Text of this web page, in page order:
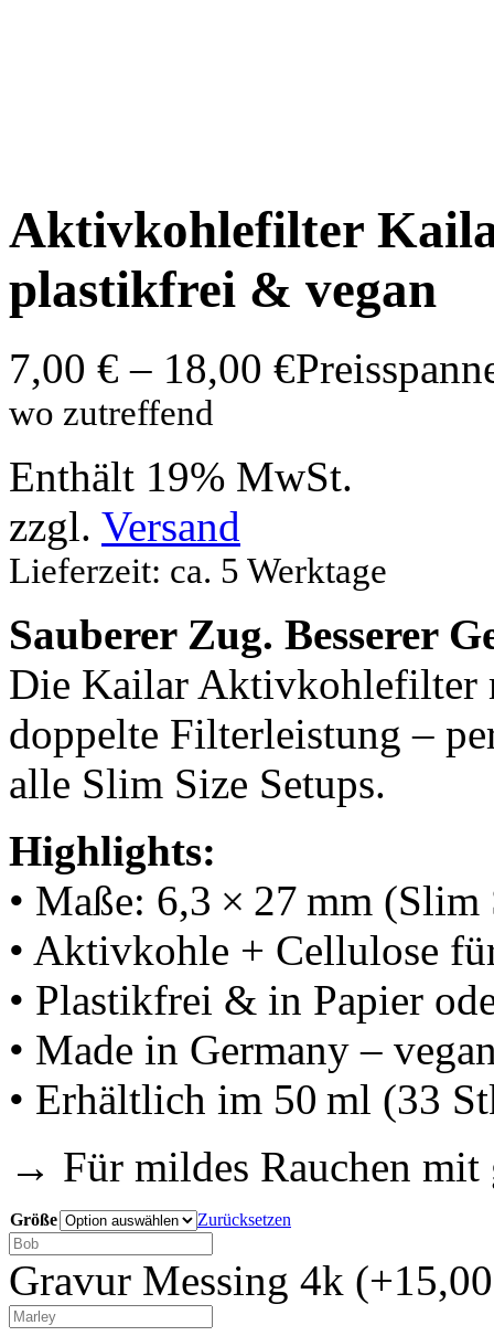
Aktivkohlefilter
plastikfrei & vegan
7,00 € – 18,00 €
wo zutreffend
Enthält 19% MwSt.
zzgl. Versand
Lieferzeit: ca. 5 Werktage
Sauberer Zug. Besserer
Die Kailar Aktivkohlefilter
doppelte Filterleistung –
alle Slim Size Setups.
Highlights:
• Maße: 6,3 × 27 mm (Slim
• Aktivkohle + Cellulose
• Plastikfrei & in Papier
• Made in Germany –
• Erhältlich im 50 ml (33
→ Für mildes Rauchen mit
Größe Zurücksetzen
Gravur Messing 4k